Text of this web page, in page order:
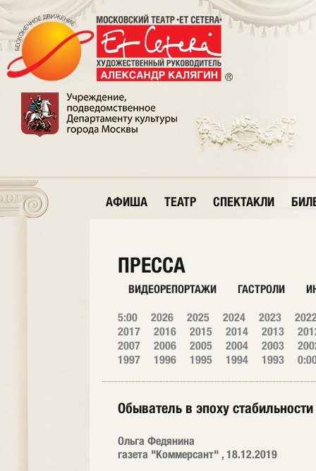
АФИША ТЕАТР СПЕКТАКЛИ
ПРЕССА
ВИДЕОРЕПОРТАЖИ ГАСТРОЛИ
5:00 2026 2025 2024 2023
2017
2016 2015 2014 2013
2007
2006 2005 2004 2003
1997
1996 1995 1994 1993
Обыватель в эпоху стабильности
Ольга Федянина
газета "Коммерсант" , 18.12.2019